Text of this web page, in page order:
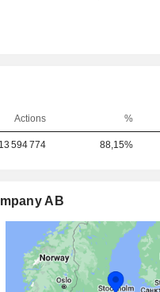
Actions %
594 774 88,15%
AB